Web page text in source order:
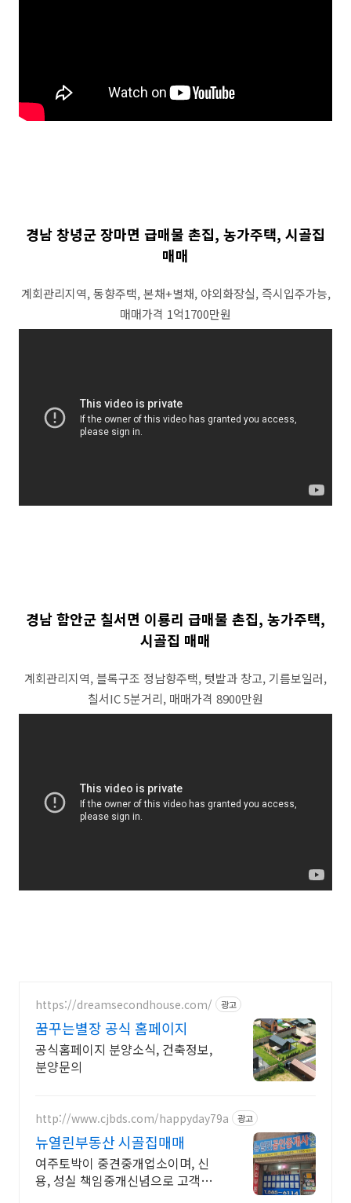
경남 창녕군 장마면 급매물 촌집, 농가주택, 시골집
매매
계회관리지역, 동향주택, 본채+별채, 야외화장실, 즉시입주가능,
매매가격 1억1700만원
경남 함안군 칠서면 이룡리 급매물 촌집, 농가주택,
시골집 매매
계회관리지역, 블록구조 정남향주택, 텃밭과 창고, 기름보일러,
칠서IC 5분거리, 매매가격 8900만원
https://dreamsecondhouse.com/ 광고
꿈꾸는별장 공식 홈페이지
공식홈페이지 분양소식, 건축정보,
분양문의
http://www.cjbds.com/happyday79a 광고
뉴열린부동산 시골집매매
여주토박이 중견중개업소이며, 신
용, 성실 책임중개신념으로 고객님